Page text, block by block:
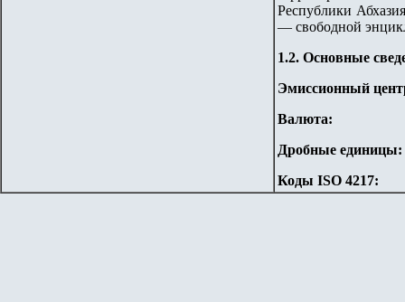
Республики
— свободной
1.2. Основные
Эмиссионный
Валюта:
Дробные единицы:
Коды ISO 4217: